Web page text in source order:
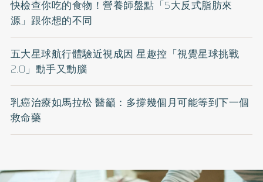
快檢查你吃的食物！營養師盤點「5大反式脂肪來
源」跟你想的不同
五大星球航行體驗近視成因 星趣控「視覺星球挑戰
2.0」動手又動腦
乳癌治療如馬拉松 醫籲：多撐幾個月可能等到下一個
救命藥